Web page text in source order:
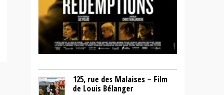
125, rue des Malaises – Film
de Louis Bélanger